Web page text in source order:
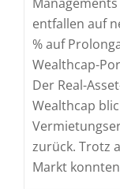
entfallen auf
% auf
Wealthcap-
Der Real-
Wealthcap
zurück. Trotz
Markt konnten